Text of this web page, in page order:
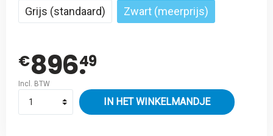
Grijs (standaard)
Zwart (meerprijs)
€896.49
Incl. BTW
IN HET WINKELMANDJE